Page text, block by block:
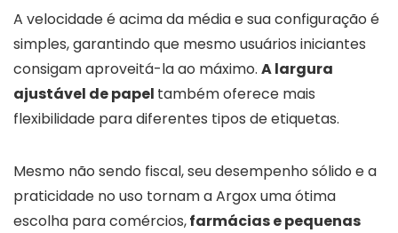
A velocidade é acima da média e sua configuração é
simples, garantindo que mesmo usuários iniciantes
consigam aproveitá-la ao máximo. A largura
ajustável de papel também oferece mais
flexibilidade para diferentes tipos de etiquetas.
Mesmo não sendo fiscal, seu desempenho sólido e a
praticidade no uso tornam a Argox uma ótima
escolha para comércios,farmácias e pequenas